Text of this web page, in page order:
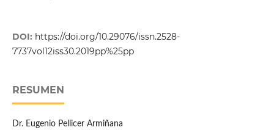
DOI: https://doi.org/10.29076/issn.2528-
7737vol12iss30.2019pp%25pp
RESUMEN
Dr. Eugenio Pellicer Armiñana